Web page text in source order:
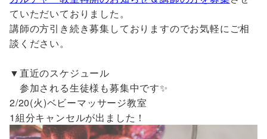
ていただいておりました。
講師の方引き続き募集しておりますのでお気軽にご相
談ください。
▼直近のスケジュール
参加される生徒様も募集中です✨
2/20(火)ベビーマッサージ教室
1組分キャンセルが出ました！